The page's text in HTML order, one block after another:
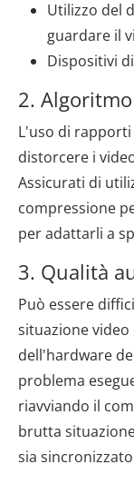
Utilizzo del
guardare il
Dispositivi
2.
L'uso di
distorcere i
Assicurati di
compressione
per adattarli a
3. Qualità
Può essere
situazione
dell'hardware
problema
riavviando il
brutta
sia